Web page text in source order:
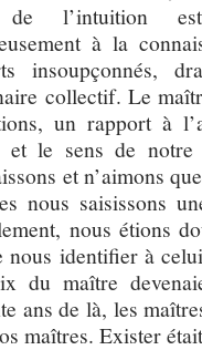
de l’intuition
à la
insoupçonnés,
collectif. Le
un rapport à
et le sens de
et n’aimons
nous saisissons
nous étions
nous identifier à
du maître
ans de là, les
maîtres. Exister